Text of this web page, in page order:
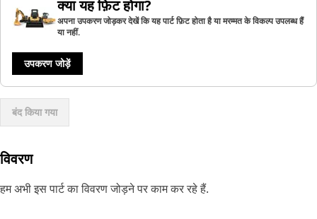
क्या यह फ़िट होगा?
अपना उपकरण जोड़कर देखें कि यह पार्ट फ़िट होता है या मरम्मत के विकल्प उपलब्ध हैं
या नहीं.
उपकरण जोड़ें
बंद किया गया
विवरण
हम अभी इस पार्ट का विवरण जोड़ने पर काम कर रहे हैं.